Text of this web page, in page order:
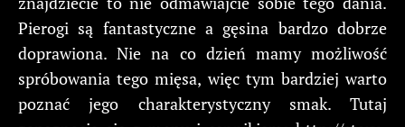
Pierogi są fantastyczne a gęsina bardzo dobrze
doprawiona. Nie na co dzień mamy możliwość
spróbowania tego mięsa, więc tym bardziej warto
poznać jego charakterystyczny smak. Tutaj